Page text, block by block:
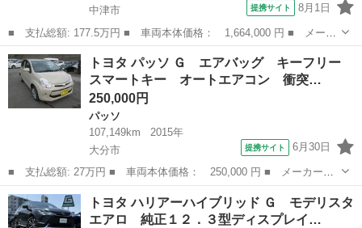
中津市
提携サイト 8月1日
■ 支払総額: 177.5万円 ■ 車両本体価格： 1,664,000 円 ■ メーカ
ー名： トヨタ ■ 車種名： ８６ ■ グレード名： ＧＴ 新品タ
イヤ／純正 ＳＤナビ／ドライブレコーダー 社外／ヘッドランプ
ＨＩＤ／...
大分 中津市 86
トヨタ パッソ Ｇ エアバッグ キーフリー
スマートキー オートエアコン 衝突…
250,000円
パッソ
107,149km
2015年
大分市
提携サイト 6月30日
■ 支払総額: 27万円 ■ 車両本体価格： 250,000 円 ■ メーカー
名： トヨタ ■ 車種名： パッソ ■ グレード名： Ｇ エアバッ
グ キーフリー スマートキー オートエアコン 衝突安全ボディ
ベンチシート Ａ...
大分 大分市 パッソ
トヨタ ハリアーハイブリッド Ｇ モデリスタ
エアロ 純正１２．３型ディスプレイ…